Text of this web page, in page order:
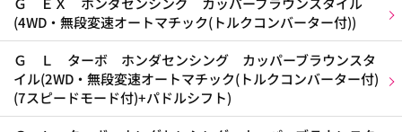
(4WD・無段変速オートマチック(トルクコンバーター付))
Ｇ Ｌ ターボ ホンダセンシング カッパーブラウンスタ
イル(2WD・無段変速オートマチック(トルクコンバーター付)
(7スピードモード付)+パドルシフト)